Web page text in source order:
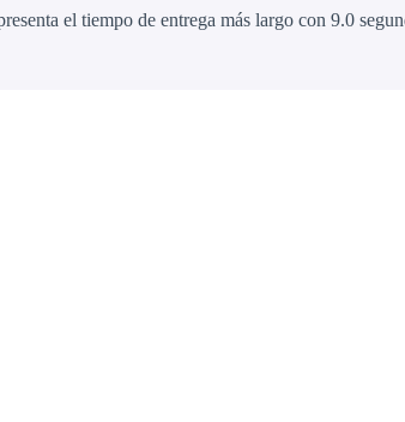
el tiempo de entrega más largo con 9.0